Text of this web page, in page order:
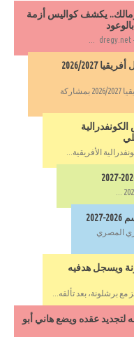
يكشف كواليس أزمة
قرعة الدور التمهيدي لدوري أبطال أفريقيا 2026/2027
قرعة الدور التمهيدي لدوري أبطال أفريقيا 2026/2027 بمشاركة
الأفريقية...
المصري
ويسجل هدفيه
برشلونة، بعد تألقه...
أضعاف راتبه لتجديد عقده ويضع هاني أبو